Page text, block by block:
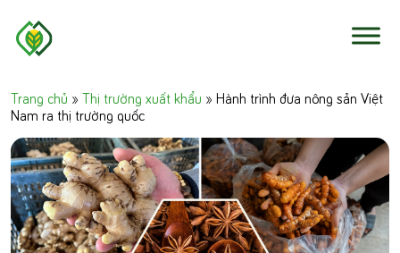
Trang chủ » Thị trường xuất khẩu » Hành trình đưa nông sản Việt
Nam ra thị trường quốc